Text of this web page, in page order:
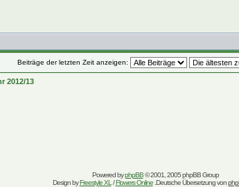
Beiträge der letzten Zeit anzeigen:
2012/13
Powered byphpBB© 2001, 2005 phpBB Group
Design byFreestyle XL /Flowers Online.Deutsche Übersetzung von